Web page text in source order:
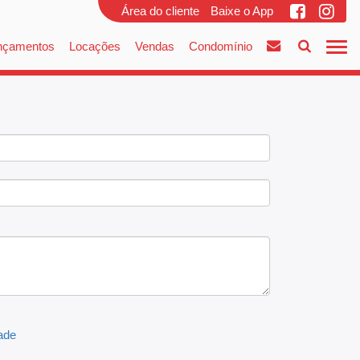
Área do cliente Baixe o App
Locações Vendas Condomínio